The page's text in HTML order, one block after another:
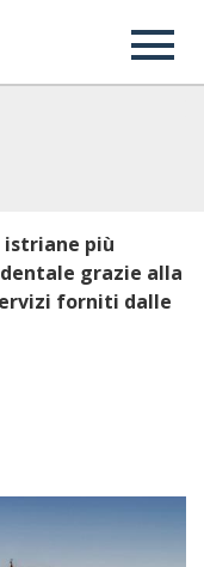
più
grazie alla
forniti dalle